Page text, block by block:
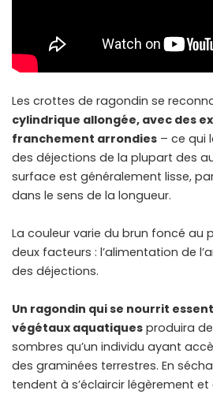
Les crottes de ragondin se
cylindrique allongée, avec des
franchement arrondies – ce qui
des déjections de la plupart des
surface est généralement lisse,
dans le sens de la longueur.
La couleur varie du brun foncé au
deux facteurs : l’alimentation de
des déjections.
Un ragondin qui se nourrit
végétaux aquatiques produira
sombres qu’un individu ayant
des graminées terrestres. En
tendent à s’éclaircir légèrement